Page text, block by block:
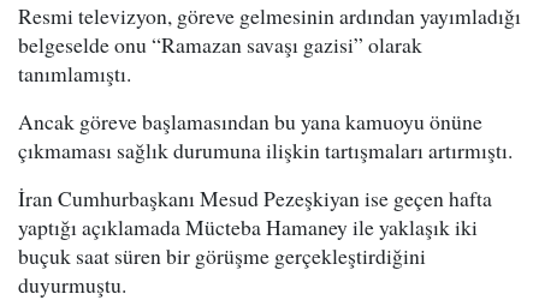
Resmi televizyon, göreve gelmesinin ardından yayımladığı
belgeselde onu “Ramazan savaşı gazisi” olarak
tanımlamıştı.
Ancak göreve başlamasından bu yana kamuoyu önüne
çıkmaması sağlık durumuna ilişkin tartışmaları artırmıştı.
İran Cumhurbaşkanı Mesud Pezeşkiyan ise geçen hafta
yaptığı açıklamada Mücteba Hamaney ile yaklaşık iki
buçuk saat süren bir görüşme gerçekleştirdiğini
duyurmuştu.